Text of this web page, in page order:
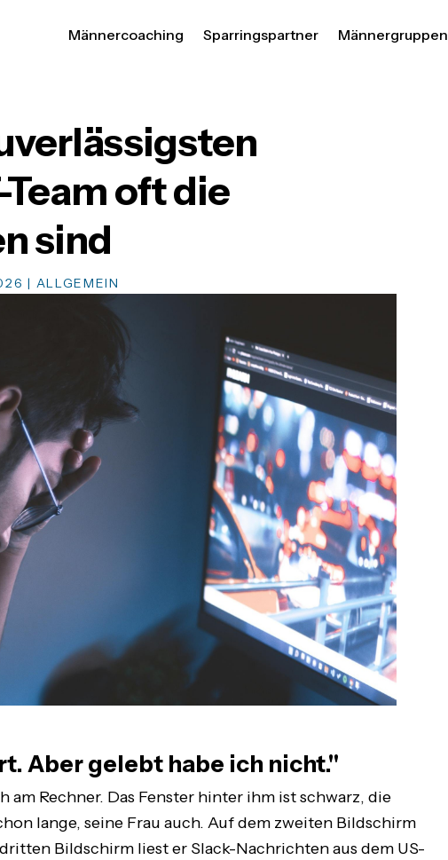
Männercoaching Sparringspartner Männergruppen
oft die
sind
| ALLGEMEIN
Aber gelebt habe ich nicht."
am Rechner. Das Fenster hinter ihm ist schwarz, die
lange, seine Frau auch. Auf dem zweiten Bildschirm
Bildschirm liest er Slack-Nachrichten aus dem US-